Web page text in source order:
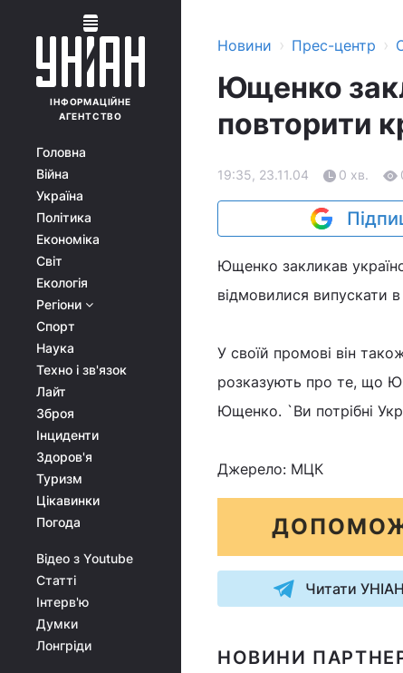
ІНФОРМАЦІЙНЕ
АГЕНТСТВО
Головна
Війна
Україна
Політика
Економіка
Світ
Екологія
Регіони
Спорт
Наука
Техно і зв'язок
Лайт
Зброя
Інциденти
Здоров'я
Туризм
Цікавинки
Погода
Відео з Youtube
Статті
Інтерв'ю
Думки
Лонгріди
Новини › Прес-центр ›
Ющенко
повторити
19:35, 23.11.04 0 хв.
Ющенко закликав
відмовилися випускати
У своїй промові він
розказують про те, що
Ющенко. `Ви потрібні
Джерело: МЦК
Читати
НОВИНИ